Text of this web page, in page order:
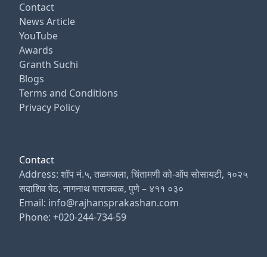
Contact
News Article
YouTube
Awards
Granth Suchi
Blogs
Terms and Conditions
Privacy Policy
Contact
Address: शॉप नं.५, तळमजला, चिंतामणी को-ऑप सोसायटी, १०२५
सदाशिव पेठ, नागनाथ पाराजवळ, पुणे – ४११ ०३०
Email: info@rajhansprakashan.com
Phone: +020-244-734-59